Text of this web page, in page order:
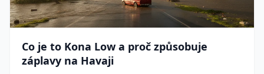
Co je to Kona Low a proč způsobuje
záplavy na Havaji